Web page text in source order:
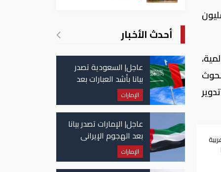
حوالى 250 مليون جنيه، وبحجم مبيعات بلغ العام الماضى 113 مليون
أحدث الأخبار
عاجل| السعودية تصدر
بيانا بأشد العبارات بعد
استهداف إيران لناقلة
إماراتية
الإمارات
عاجل| الإمارات تصدر بيانا
بعد الهجوم الإيراني
على سفينة تابعة
لـ"أدنوك"
الإمارات